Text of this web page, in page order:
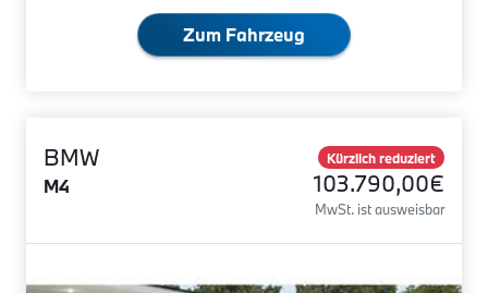
Zum Fahrzeug
BMW
M4
Kürzlich reduziert
103.790,00€
MwSt. ist ausweisbar